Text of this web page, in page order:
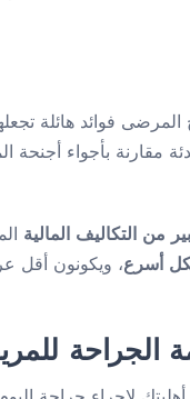
فوائد هائلة
مقارنة بأجواء أجنحة
من التكاليف المالية
أسرع، ويكونون أقل
الجراحة